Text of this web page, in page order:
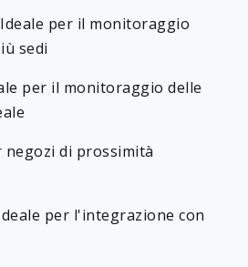
Ideale per il monitoraggio
sedi
per il monitoraggio delle
negozi di prossimità
Ideale per l'integrazione con